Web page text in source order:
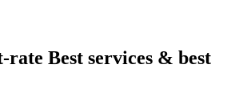
rate Best services & best